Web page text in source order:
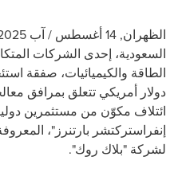
الظهران, 14 أغسطس / آب 2025
السعودية، إحدى الشركات
دولار أمريكي تتعلق بمرافق
ائتلاف مكوّن من مستثمرين
إنفراستركتشر بارتنرز"،
لشركة "بلاك روك".